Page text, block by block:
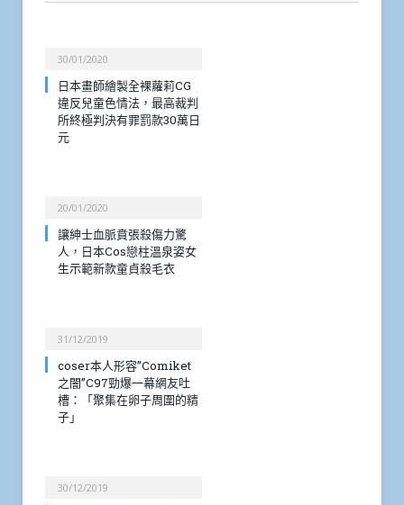
30/01/2020
日本畫師繪製全裸蘿莉CG
違反兒童色情法，最高裁判
所終極判決有罪罰款30萬日
元
20/01/2020
讓紳士血脈賁張殺傷力驚
人，日本Cos戀柱溫泉姿女
生示範新款童貞殺毛衣
31/12/2019
coser本人形容”Comiket
之闇”C97勁爆一幕網友吐
槽：「聚集在卵子周圍的精
子」
30/12/2019